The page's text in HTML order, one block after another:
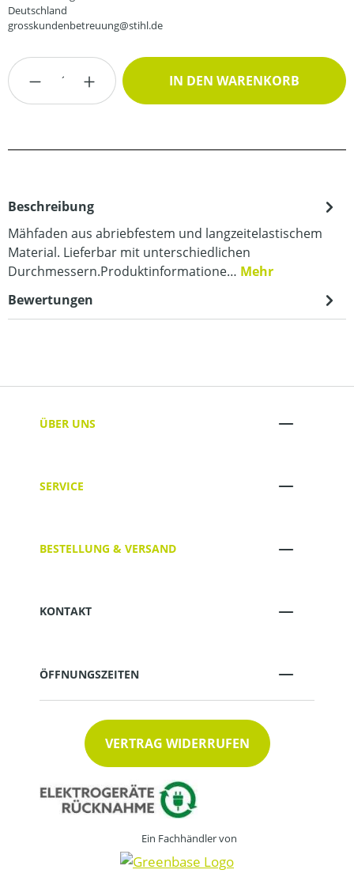
Deutschland
grosskundenbetreuung@stihl.de
Produkt Anzahl: Gib den gewünschten
IN DEN WARENKORB
Beschreibung
Mähfaden aus abriebfestem und langzeitelastischem
Material. Lieferbar mit unterschiedlichen
Durchmessern.Produktinformatione… Mehr
Bewertungen
ÜBER UNS
SERVICE
BESTELLUNG & VERSAND
KONTAKT
ÖFFNUNGSZEITEN
VERTRAG WIDERRUFEN
Ein Fachhändler von